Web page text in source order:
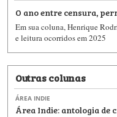
O ano entre censura,
Em sua coluna, Henrique
e leitura ocorridos em 2025
Outras colunas
ÁREA INDIE
Área Indie: antologia de